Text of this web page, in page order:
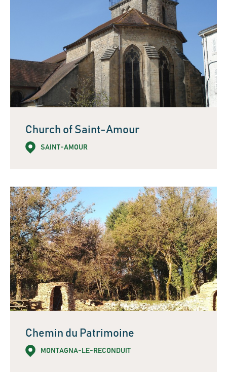
Church of Saint-Amour
SAINT-AMOUR
Chemin du Patrimoine
MONTAGNA-LE-RECONDUIT